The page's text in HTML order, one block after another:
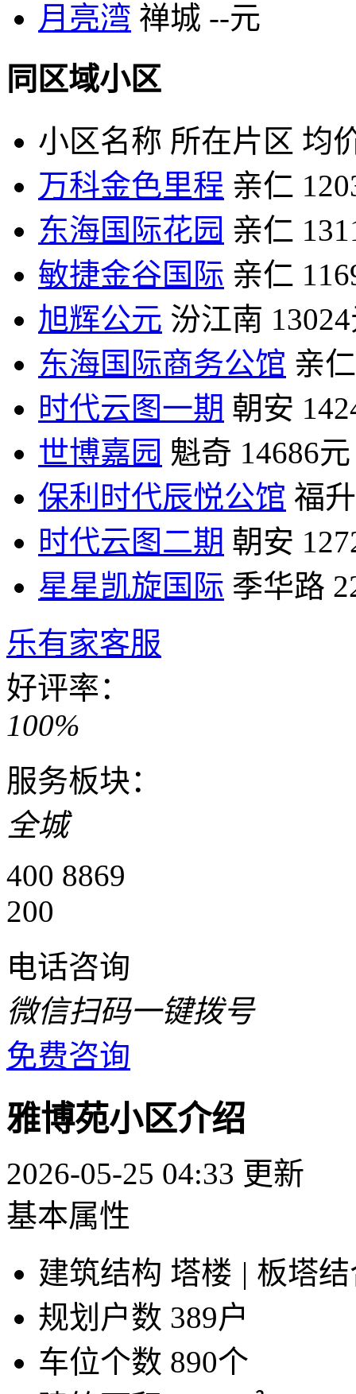
月亮湾 禅城 --元
同区域小区
小区名称 所在片区 均
万科金色里程 亲仁
东海国际花园 亲仁
敏捷金谷国际 亲仁
旭辉公元 汾江南
东海国际商务公馆 亲仁
时代云图一期 朝安
世博嘉园 魁奇 14686元
保利时代辰悦公馆 福升
时代云图二期 朝安
星星凯旋国际 季华路
乐有家客服
好评率：
100%
服务板块：
全城
400 8869
200
电话咨询
微信扫码一键拨号
免费咨询
雅博苑小区介绍
2026-05-25 04:33 更新
基本属性
建筑结构 塔楼 | 板塔
规划户数 389户
车位个数 890个